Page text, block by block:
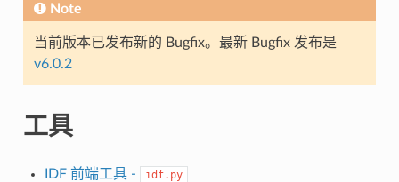
Note
当前版本已发布新的 Bugfix。最新 Bugfix 发布是
v6.0.2
工具
IDF 前端工具 - idf.py